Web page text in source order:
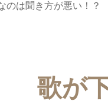
のは聞き方が悪い！？
歌が